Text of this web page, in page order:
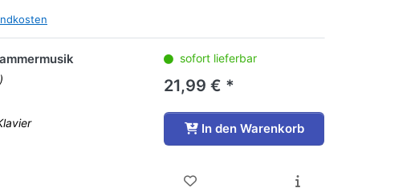
sofort lieferbar
21,99 € *
In den Warenkorb